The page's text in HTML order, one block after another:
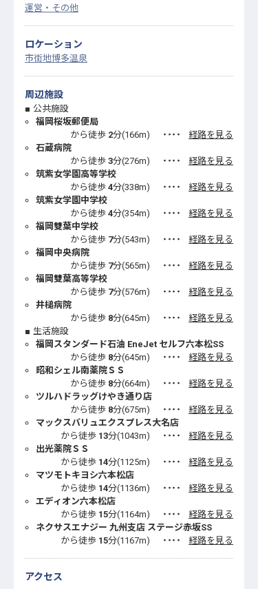
運営・その他
ロケーション
市街地博多温泉
周辺施設
公共施設
福岡桜坂郵便局
から徒歩 2分(166m) ・・・・
経路を見る
石蔵病院
から徒歩 3分(276m) ・・・・
経路を見る
筑紫女学園高等学校
から徒歩 4分(338m) ・・・・
経路を見る
筑紫女学園中学校
から徒歩 4分(354m) ・・・・
経路を見る
福岡雙葉中学校
から徒歩 7分(543m) ・・・・
経路を見る
福岡中央病院
から徒歩 7分(565m) ・・・・
経路を見る
福岡雙葉高等学校
から徒歩 7分(576m) ・・・・
経路を見る
井槌病院
から徒歩 8分(645m) ・・・・
経路を見る
生活施設
福岡スタンダード石油 EneJet セルフ六本松SS
から徒歩 8分(645m) ・・・・
経路を見る
昭和シェル南薬院ＳＳ
から徒歩 8分(664m) ・・・・
経路を見る
ツルハドラッグけやき通り店
から徒歩 8分(675m) ・・・・
経路を見る
マックスバリュエクスプレス大名店
から徒歩 13分(1043m) ・・・・
経路を見る
出光薬院ＳＳ
から徒歩 14分(1125m) ・・・・
経路を見る
マツモトキヨシ六本松店
から徒歩 14分(1136m) ・・・・
経路を見る
エディオン六本松店
から徒歩 15分(1164m) ・・・・
経路を見る
ネクサスエナジー 九州支店 ステージ赤坂SS
から徒歩 15分(1167m) ・・・・ 経路を見る
アクセス